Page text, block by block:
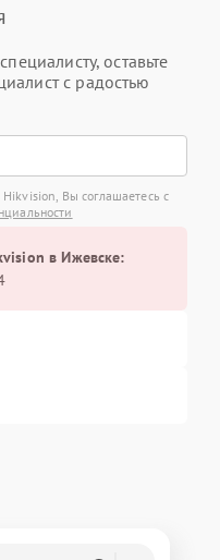
оставьте
с радостью
Вы соглашаетесь с
в Ижевске: